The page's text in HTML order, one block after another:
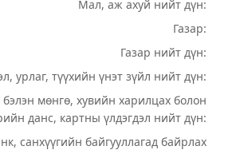
Мал, аж ахуй нийт дүн:
Газар:
Газар нийт дүн:
урлаг, түүхийн үнэт зүйл нийт дүн:
мөнгө, хувийн харилцах болон
данс, картны үлдэгдэл нийт дүн:
санхүүгийн байгууллагад байрлах